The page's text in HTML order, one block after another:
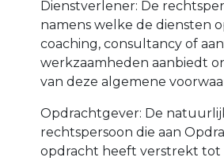
Dienstverlener: De
namens welke de diensten
coaching, consultancy of
werkzaamheden aanbiedt
van deze algemene
Opdrachtgever: De
rechtspersoon die aan
opdracht heeft verstrekt